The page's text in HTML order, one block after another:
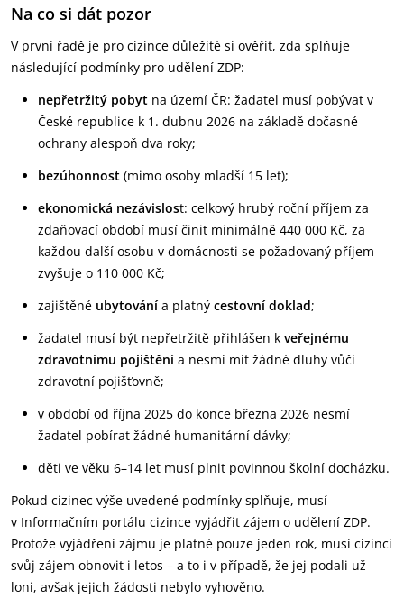
Na co si dát pozor
V první řadě je pro cizince důležité si ověřit, zda splňuje
následující podmínky pro udělení ZDP:
nepřetržitý pobyt na území ČR: žadatel musí pobývat v
České republice k 1. dubnu 2026 na základě dočasné
ochrany alespoň dva roky;
bezúhonnost (mimo osoby mladší 15 let);
ekonomická nezávislost: celkový hrubý roční příjem za
zdaňovací období musí činit minimálně 440 000 Kč, za
každou další osobu v domácnosti se požadovaný příjem
zvyšuje o 110 000 Kč;
zajištěné ubytování a platný cestovní doklad;
žadatel musí být nepřetržitě přihlášen k veřejnému
zdravotnímu pojištění a nesmí mít žádné dluhy vůči
zdravotní pojišťovně;
v období od října 2025 do konce března 2026 nesmí
žadatel pobírat žádné humanitární dávky;
děti ve věku 6–14 let musí plnit povinnou školní docházku.
Pokud cizinec výše uvedené podmínky splňuje, musí
v Informačním portálu cizince vyjádřit zájem o udělení ZDP.
Protože vyjádření zájmu je platné pouze jeden rok, musí cizinci
svůj zájem obnovit i letos – a to i v případě, že jej podali už
loni, avšak jejich žádosti nebylo vyhověno.